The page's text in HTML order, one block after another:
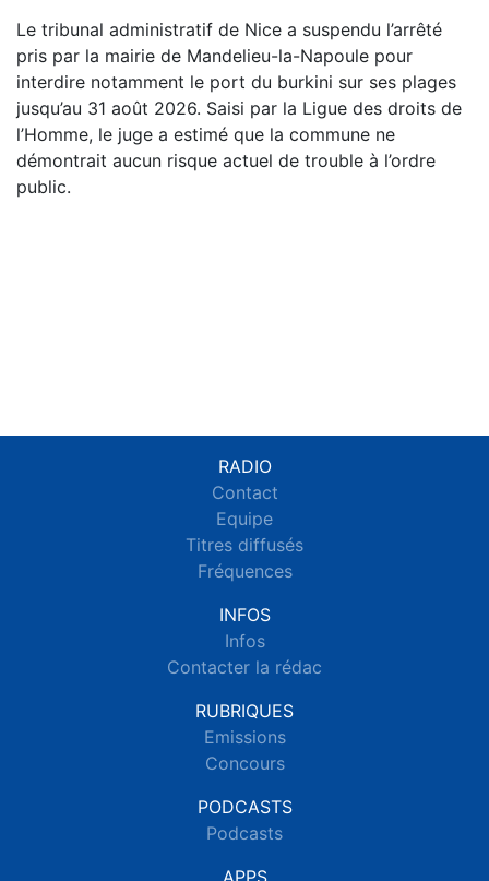
Le tribunal administratif de Nice a suspendu l’arrêté
pris par la mairie de Mandelieu-la-Napoule pour
interdire notamment le port du burkini sur ses plages
jusqu’au 31 août 2026. Saisi par la Ligue des droits de
l’Homme, le juge a estimé que la commune ne
démontrait aucun risque actuel de trouble à l’ordre
public.
RADIO
Contact
Equipe
Titres diffusés
Fréquences
INFOS
Infos
Contacter la rédac
RUBRIQUES
Emissions
Concours
PODCASTS
Podcasts
APPS